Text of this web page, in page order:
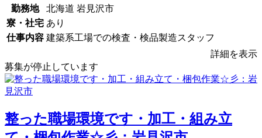
勤務地
北海道 岩見沢市
寮・社宅 あり
仕事内容 建築系工場での検査・検品製造スタッフ
詳細を表示
募集が停止しています
整った職場環境です・加工・組み立